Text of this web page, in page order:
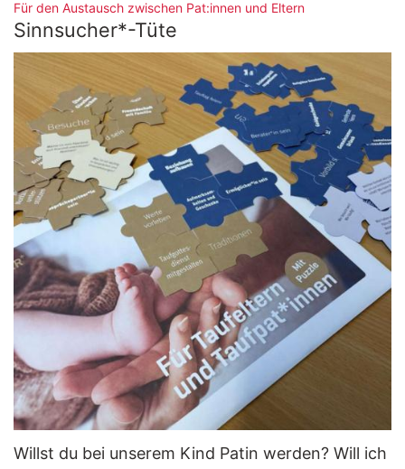
Für den Austausch zwischen Pat:innen und Eltern:
Sinnsucher*-Tüte
Willst du bei unserem Kind Patin werden? Will ich